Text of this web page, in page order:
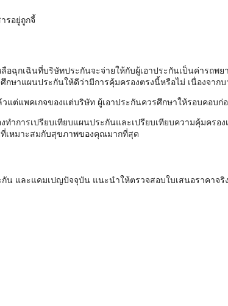
รอยู่ถูกจี้
กเฉินที่บริษัทประกันจะจ่ายให้กับผู้เอาประกันเป็นค่ารถพยา
ษาแผนประกันให้ดีว่ามีการคุ้มครองตรงนี้หรือไม่ เนื่องจาก
ต่แพคเกจของแต่บริษัท ผู้เอาประกันควรศึกษาให้รอบคอบก่
การเปรียบเทียบแผนประกันและเปรียบเทียบความคุ้มครอ
ที่เหมาะสมกับสุขภาพของคุณมากที่สุด
และแคมเปญปัจจุบัน แนะนำให้ตรวจสอบใบเสนอราคาจริง